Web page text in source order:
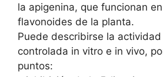
la apigenina, que funcionan
flavonoides de la planta.
Puede describirse la
controlada in vitro e in vivo,
puntos: